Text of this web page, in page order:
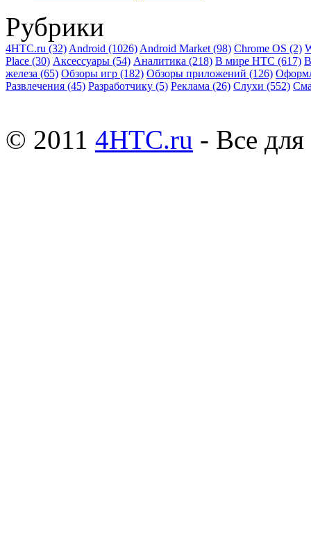
Рубрики
4HTC.ru (32) Android (1026) Android Market (98) Chrome OS (2)
Place (30) Аксессуары (54) Аналитика (218) В мире HTC (617)
железа (65) Обзоры игр (182) Обзоры приложений (126)
Развлечения (45) Разработчику (5) Реклама (26) Слухи (552)
© 2011 4HTC.ru - Все